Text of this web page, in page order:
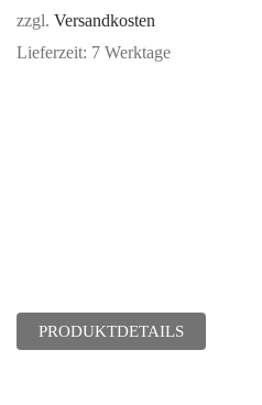
zzgl. Versandkosten
Lieferzeit: 7 Werktage
PRODUKTDETAILS